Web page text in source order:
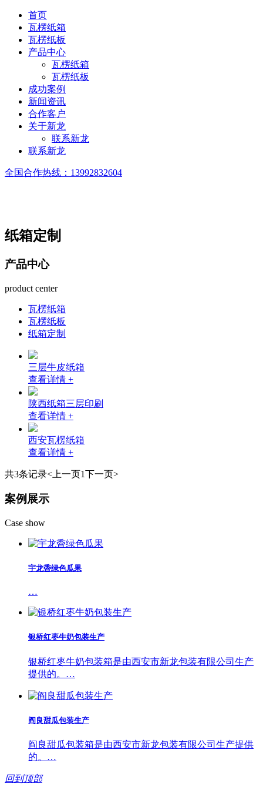
首页
瓦楞纸箱
瓦楞纸板
产品中心
瓦楞纸箱
瓦楞纸板
成功案例
新闻资讯
合作客户
关于新龙
联系新龙
联系新龙
全国合作热线： 13992832604
纸箱定制
产品中心
product center
瓦楞纸箱
瓦楞纸板
纸箱定制
三层牛皮纸箱
查看详情 +
陕西纸箱三层印刷
查看详情 +
西安瓦楞纸箱
查看详情 +
共3条记录<上一页1下一页>
案例展示
Case show
宇龙稥绿色瓜果
…
银桥红枣牛奶包装生产
银桥红枣牛奶包装箱是由西安市新龙包装有限公司生产
提供的。…
阎良甜瓜包装生产
阎良甜瓜包装箱是由西安市新龙包装有限公司生产提供
的。…
回到顶部